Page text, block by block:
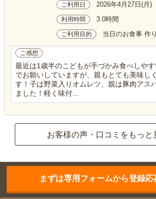
ご利用日 2026年4月27日(月)
利用時間 3.0時間
ご利用目的 当日のお食事 作
ご感想
最近は1歳半のこどもが手づかみ食べしや
でお願いしていますが、親もとても美味し
す！子は野菜入りオムレツ、親は豚肉アス
ました！軽く味付...
お客様の声・口コミをもっと
まずは専用フォームから登録応